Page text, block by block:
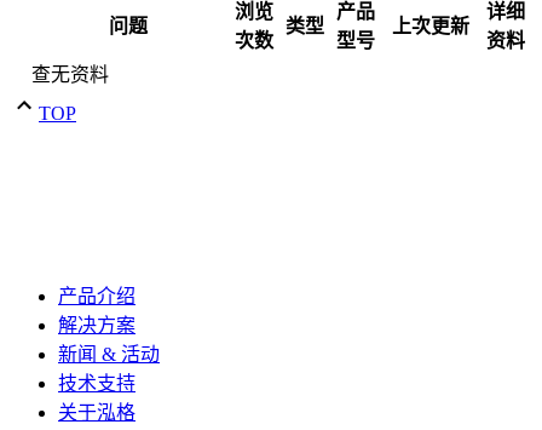
问题
浏览
次数
类型
产品
型号
上次更新
详细
资料
查无资料
TOP
产品介绍
解决方案
新闻 & 活动
技术支持
关于泓格